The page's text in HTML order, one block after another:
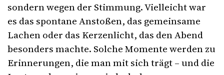
sondern wegen der Stimmung. Vielleicht war
es das spontane Anstoßen, das gemeinsame
Lachen oder das Kerzenlicht, das den Abend
besonders machte. Solche Momente werden zu
Erinnerungen, die man mit sich trägt – und die